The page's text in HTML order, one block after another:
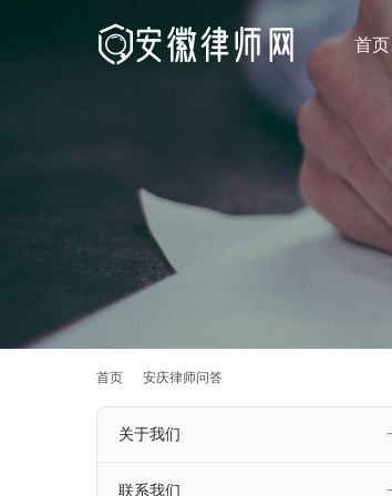
首页
首页 安庆律师问答
关于我们
联系我们